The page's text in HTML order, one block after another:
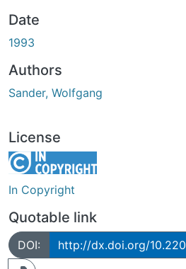
Date
1993
Authors
Sander, Wolfgang
License
In Copyright
Quotable link
DOI: http://dx.doi.org/